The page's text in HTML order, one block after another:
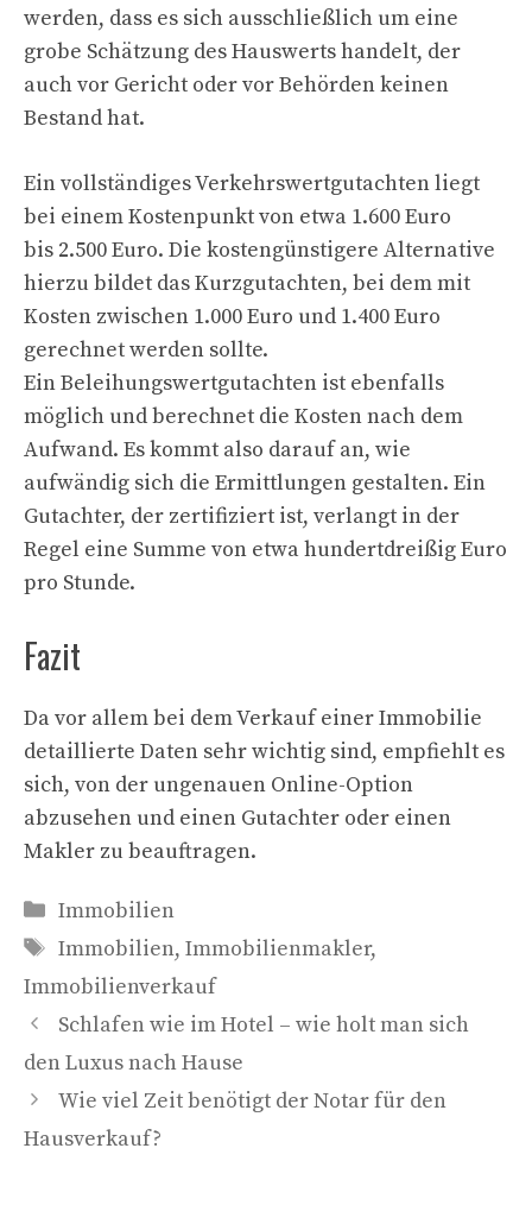
werden, dass es sich ausschließlich um eine
grobe Schätzung des Hauswerts handelt, der
auch vor Gericht oder vor Behörden keinen
Bestand hat.
Ein vollständiges Verkehrswertgutachten liegt
bei einem Kostenpunkt von etwa 1.600 Euro
bis 2.500 Euro. Die kostengünstigere Alternative
hierzu bildet das Kurzgutachten, bei dem mit
Kosten zwischen 1.000 Euro und 1.400 Euro
gerechnet werden sollte.
Ein Beleihungswertgutachten ist ebenfalls
möglich und berechnet die Kosten nach dem
Aufwand. Es kommt also darauf an, wie
aufwändig sich die Ermittlungen gestalten. Ein
Gutachter, der zertifiziert ist, verlangt in der
Regel eine Summe von etwa hundertdreißig Euro
pro Stunde.
Fazit
Da vor allem bei dem Verkauf einer Immobilie
detaillierte Daten sehr wichtig sind, empfiehlt es
sich, von der ungenauen Online-Option
abzusehen und einen Gutachter oder einen
Makler zu beauftragen.
Kategorien
Immobilien
Schlagwörter
Immobilien, Immobilienmakler,
Immobilienverkauf
Schlafen wie im Hotel – wie holt man sich
den Luxus nach Hause
Wie viel Zeit benötigt der Notar für den
Hausverkauf?